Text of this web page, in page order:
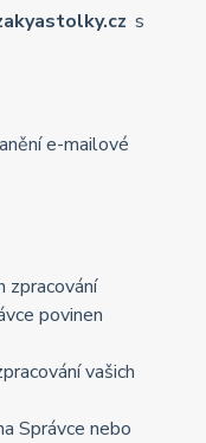
s
e-mailové
zpracování
povinen
vašich
Správce nebo